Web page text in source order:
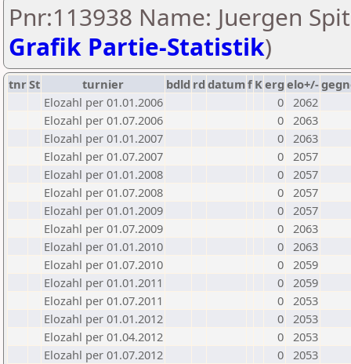
Pnr:113938 Name: Juergen
Grafik Partie-Statistik)
tnrSt turnier bdld rd datumf Kerg elo+/-
Elozahl per 01.01.2006
0 2062
Elozahl per 01.07.2006
0 2063
Elozahl per 01.01.2007
0 2063
Elozahl per 01.07.2007
0 2057
Elozahl per 01.01.2008
0 2057
Elozahl per 01.07.2008
0 2057
Elozahl per 01.01.2009
0 2057
Elozahl per 01.07.2009
0 2063
Elozahl per 01.01.2010
0 2063
Elozahl per 01.07.2010
0 2059
Elozahl per 01.01.2011
0 2059
Elozahl per 01.07.2011
0 2053
Elozahl per 01.01.2012
0 2053
Elozahl per 01.04.2012
0 2053
Elozahl per 01.07.2012
0 2053